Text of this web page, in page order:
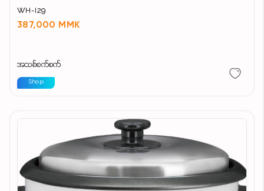
WH-I29
387,000 MMK
အသစ်စက်စက်
Shop